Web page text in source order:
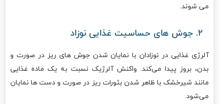
می‌ شوند.
آلرژی غذایی در نوزادان با نمایان شدن جوش‌ های ریز در صورت و
بدن، بروز پیدا می‌کند. واکنش آلرژیک نسبت به یک ماده غذایی
مانند شیرخشک با ظاهر شدن بثورات ریز در صورت و دست‌ ها نمایان
می‌شود.